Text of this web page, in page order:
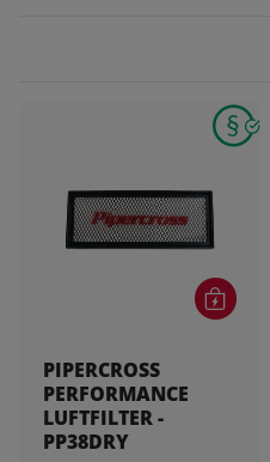
PIPERCROSS
PERFORMANCE
LUFTFILTER -
PP38DRY